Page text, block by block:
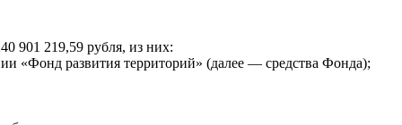
901 219,59 рубля, из них:
«Фонд развития территорий» (далее — средства Фонда);